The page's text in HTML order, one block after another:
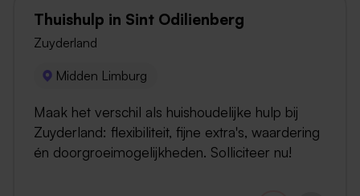
Thuishulp in Sint Odilienberg
Zuyderland
Midden Limburg
Maak het verschil als huishoudelijke hulp bij
Zuyderland: flexibiliteit, fijne extra's, waardering
én doorgroeimogelijkheden. Solliciteer nu!